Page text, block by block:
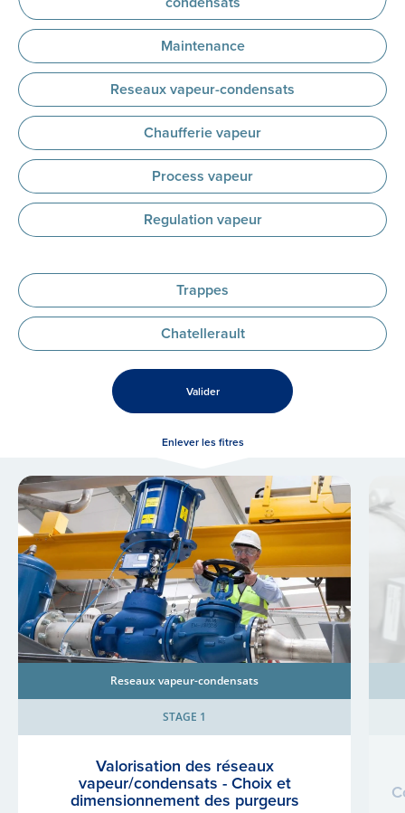
Maintenance
Reseaux vapeur-condensats
Chaufferie vapeur
Process vapeur
Regulation vapeur
Trappes
Chatellerault
Valider
Enlever les fitres
Reseaux vapeur-condensats
STAGE 1
Valorisation des réseaux
vapeur/condensats - Choix et
dimensionnement des purgeurs